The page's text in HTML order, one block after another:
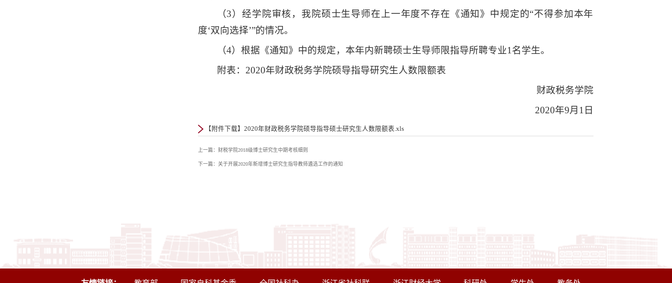
（3）经学院审核，我院硕士生导师在上一年度不存在《通知》中规定的“不得参加本年
度‘双向选择’”的情况。
（4）根据《通知》中的规定，本年内新聘硕士生导师限指导所聘专业1名学生。
附表：2020年财政税务学院硕导指导研究生人数限额表
财政税务学院
2020年9月1日
【附件下载】2020年财政税务学院硕导指导硕士研究生人数限额表.xls
上一篇：财税学院2018级博士研究生中期考核细则
下一篇：关于开展2020年新增博士研究生指导教师遴选工作的通知